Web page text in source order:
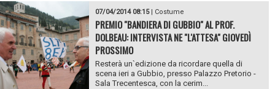
07/04/2014 08:15| Costume
PREMIO "BANDIERA DI GUBBIO" AL PROF.
DOLBEAU: INTERVISTA NE "L'ATTESA" GIOVEDÌ
PROSSIMO
Resterà un`edizione da ricordare quella di
scena ieri a Gubbio, presso Palazzo Pretorio -
Sala Trecentesca, con la cerim...